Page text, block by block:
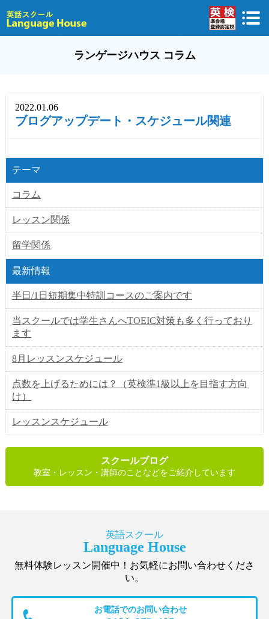
ランゲージハウス コラム
2022.01.06
ブログアップデート・スケジュール関連
テーマ
コラム
レッスン関係
留学関係
最新情報
半日/1日短期集中特訓コースのご案内です
当スクールでは学生さんへTOEIC対策も多く行っており
ます
8月レッスンスケジュール
点数を上げるためには？（英検準1級以上を目指す方向
け）
レッスンスケジュール
スクールブログ
教室・レッスン・講師のことなどをご紹介しています
英語スクール
Language House
無料体験レッスン開催中！お気軽にお問い合わせくださ
い。
お電話でのお問い合わせ